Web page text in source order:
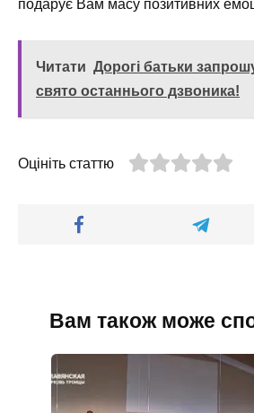
подарує Вам масу позитивних
Читати Дорогі батьки
свято останнього дзвоника!
Оцініть статтю
Вам також може